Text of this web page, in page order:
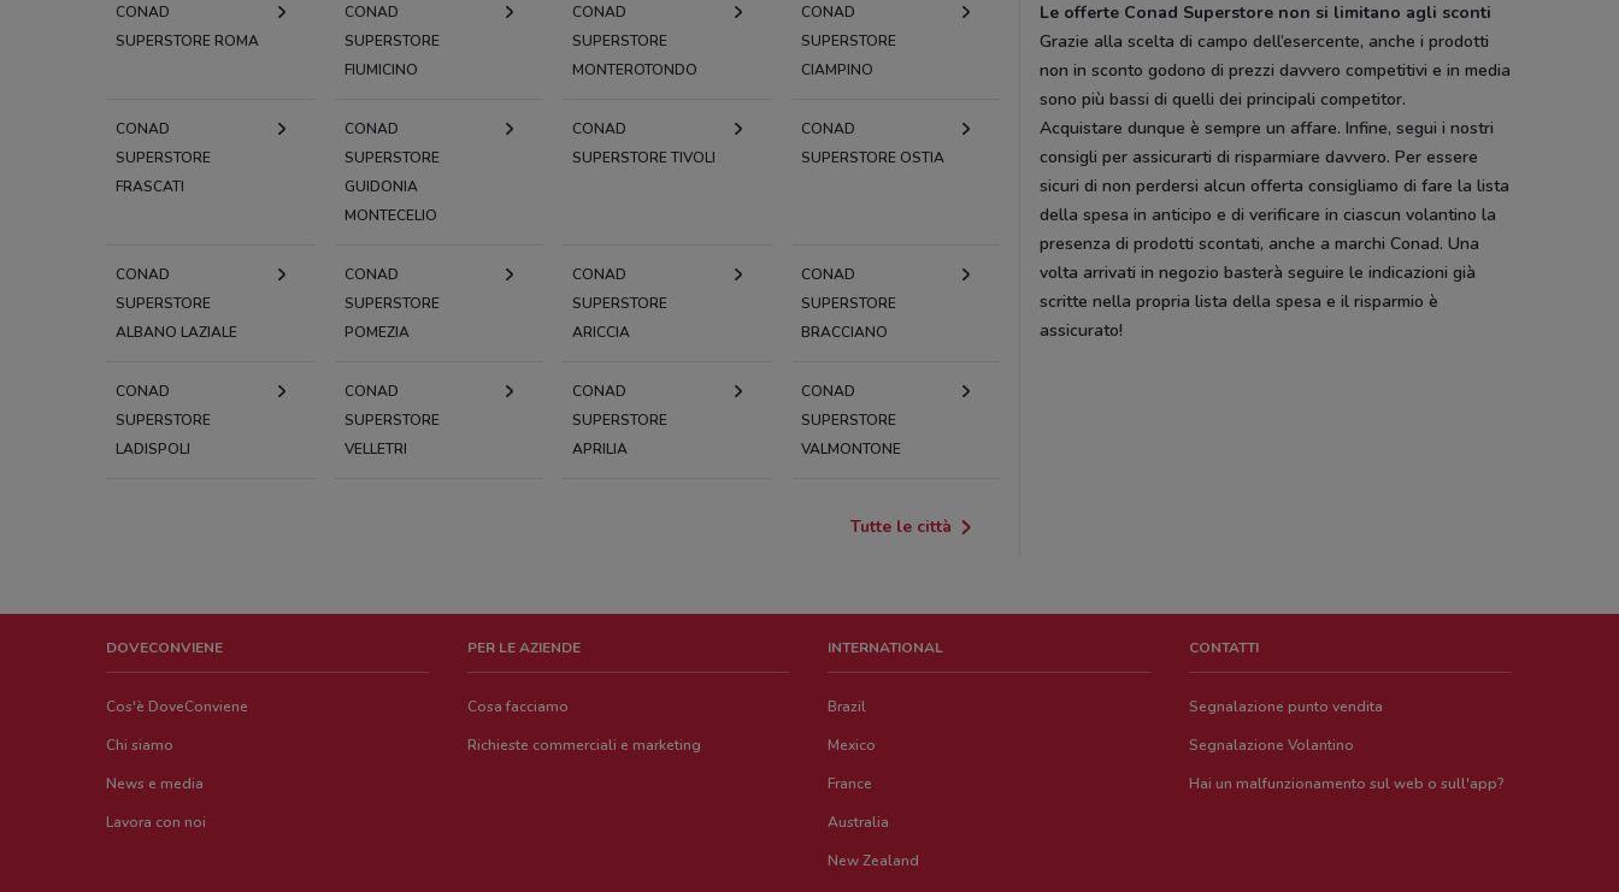
CONAD
SUPERSTORE ROMA
CONAD
SUPERSTORE
FIUMICINO
CONAD
SUPERSTORE
MONTEROTONDO
CONAD
SUPERSTORE
CIAMPINO
CONAD
SUPERSTORE
FRASCATI
CONAD
SUPERSTORE
GUIDONIA
MONTECELIO
CONAD
SUPERSTORE TIVOLI
CONAD
SUPERSTORE OSTIA
CONAD
SUPERSTORE
ALBANO LAZIALE
CONAD
SUPERSTORE
POMEZIA
CONAD
SUPERSTORE
ARICCIA
CONAD
SUPERSTORE
BRACCIANO
CONAD
SUPERSTORE
LADISPOLI
CONAD
SUPERSTORE
VELLETRI
CONAD
SUPERSTORE
APRILIA
CONAD
SUPERSTORE
VALMONTONE
Tutte le città
Le offerte Conad Superstore non si limitano agli sconti
Grazie alla scelta di campo dell’esercente, anche i prodotti
non in sconto godono di prezzi davvero competitivi e in media
sono più bassi di quelli dei principali competitor.
Acquistare dunque è sempre un affare. Infine, segui i nostri
consigli per assicurarti di risparmiare davvero. Per essere
sicuri di non perdersi alcun offerta consigliamo di fare la lista
della spesa in anticipo e di verificare in ciascun volantino la
presenza di prodotti scontati, anche a marchi Conad. Una
volta arrivati in negozio basterà seguire le indicazioni già
scritte nella propria lista della spesa e il risparmio è
assicurato!
DOVECONVIENE
Cos'è DoveConviene
Chi siamo
News e media
Lavora con noi
PER LE AZIENDE
Cosa facciamo
Richieste commerciali e marketing
INTERNATIONAL
Brazil
Mexico
France
Australia
New Zealand
CONTATTI
Segnalazione punto vendita
Segnalazione Volantino
Hai un malfunzionamento sul web o sull'app?